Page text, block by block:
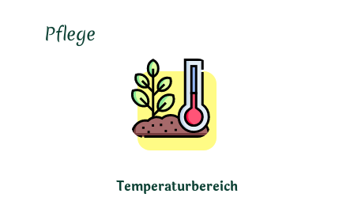
Pflege
Temperaturbereich